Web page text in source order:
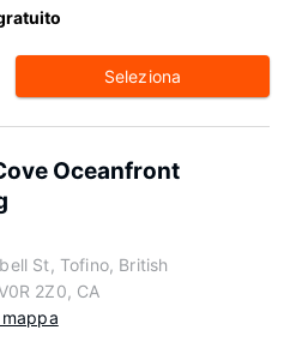
Seleziona
Oceanfront
St, Tofino, British
2Z0, CA